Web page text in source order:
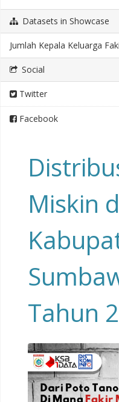
Datasets in Showcase
Jumlah Kepala Keluarga
Social
Twitter
Facebook
Miskin
Tahun